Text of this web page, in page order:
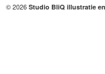
© 2026 Studio BliQ illustratie